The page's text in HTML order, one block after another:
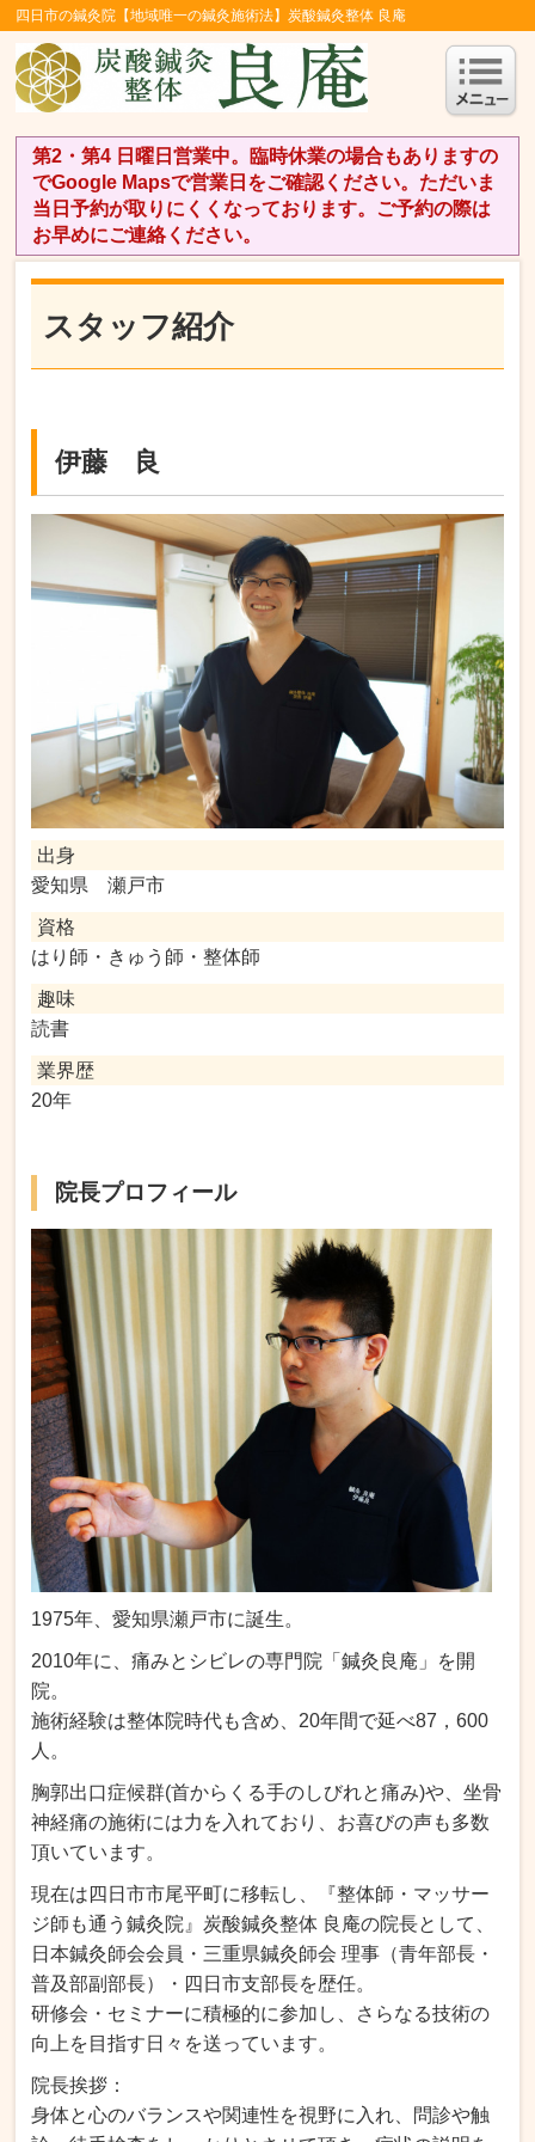
四日市の鍼灸院【地域唯一の鍼灸施術法】炭酸鍼灸整体 良庵
第2・第4 日曜日営業中。臨時休業の場合もありますの
でGoogle Mapsで営業日をご確認ください。ただいま
当日予約が取りにくくなっております。ご予約の際は
お早めにご連絡ください。
スタッフ紹介
伊藤 良
出身
愛知県 瀬戸市
資格
はり師・きゅう師・整体師
趣味
読書
業界歴
20年
院長プロフィール
1975年、愛知県瀬戸市に誕生。
2010年に、痛みとシビレの専門院「鍼灸良庵」を開
院。
施術経験は整体院時代も含め、20年間で延べ87，600
人。
胸郭出口症候群(首からくる手のしびれと痛み)や、坐骨
神経痛の施術には力を入れており、お喜びの声も多数
頂いています。
現在は四日市市尾平町に移転し、『整体師・マッサー
ジ師も通う鍼灸院』炭酸鍼灸整体 良庵の院長として、
日本鍼灸師会会員・三重県鍼灸師会 理事（青年部長・
普及部副部長）・四日市支部長を歴任。
研修会・セミナーに積極的に参加し、さらなる技術の
向上を目指す日々を送っています。
院長挨拶：
身体と心のバランスや関連性を視野に入れ、問診や触